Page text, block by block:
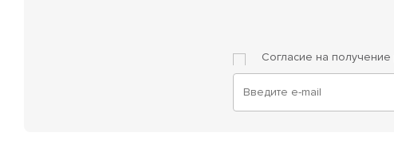
Согласие на получение